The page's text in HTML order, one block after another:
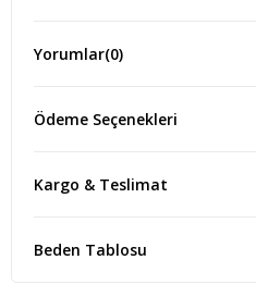
Yorumlar(0)
Ödeme Seçenekleri
Kargo & Teslimat
Beden Tablosu